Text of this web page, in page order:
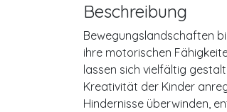
Beschreibung
Bewegungslandschaften
ihre motorischen
lassen sich vielfältig
Kreativität der Kinder
Hindernisse überwinden,